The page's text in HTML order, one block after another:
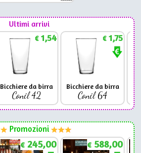
Ultimi arrivi
€1,54
Bicchiere da birra
Conil 42
€1,75
Bicchiere da birra
Conil 64
Promozioni
€ 245,00 € 588,00